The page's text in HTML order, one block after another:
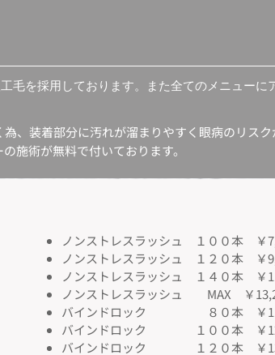
毛を採用しております。また全てのメニューに
、装着部分に汚れが溜まりやすく眼病のリス
施術が無料で付いております。
ノンストレスラッシュ １００本 ￥
ノンストレスラッシュ １２０本 ￥
ノンストレスラッシュ １４０本 ￥
ノンストレスラッシュ MAX
バインドロック ８０本 ￥
バインドロック １００本 ￥
バインドロック １２０本